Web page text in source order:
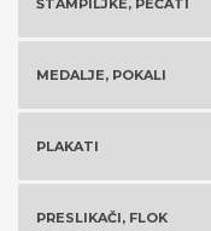
ŠTAMPILJKE, PEČATI
MEDALJE, POKALI
PLAKATI
PRESLIKAČI, FLOK